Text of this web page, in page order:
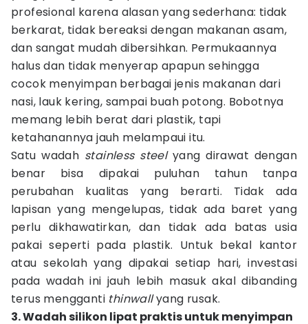
profesional karena alasan yang sederhana: tidak
berkarat, tidak bereaksi dengan makanan asam,
dan sangat mudah dibersihkan. Permukaannya
halus dan tidak menyerap apapun sehingga
cocok menyimpan berbagai jenis makanan dari
nasi, lauk kering, sampai buah potong. Bobotnya
memang lebih berat dari plastik, tapi
ketahanannya jauh melampaui itu.
Satu wadah stainless steelyang dirawat dengan
benar bisa dipakai puluhan tahun tanpa
perubahan kualitas yang berarti. Tidak ada
lapisan yang mengelupas, tidak ada baret yang
perlu dikhawatirkan, dan tidak ada batas usia
pakai seperti pada plastik. Untuk bekal kantor
atau sekolah yang dipakai setiap hari, investasi
pada wadah ini jauh lebih masuk akal dibanding
terus mengganti thinwallyang rusak.
3. Wadah silikon lipat praktis untuk menyimpan